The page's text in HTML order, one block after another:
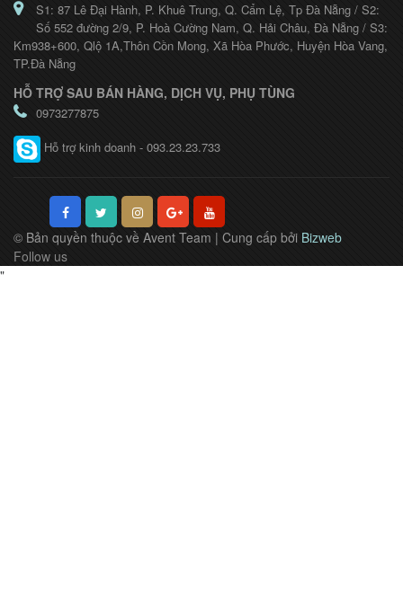
S1: 87 Lê Đại Hành, P. Khuê Trung, Q. Cẩm Lệ, Tp Đà Nẵng / S2:
Số 552 đường 2/9, P. Hoà Cường Nam, Q. Hải Châu, Đà Nẵng / S3:
Km938+600, Qlộ 1A,Thôn Cồn Mong, Xã Hòa Phước, Huyện Hòa Vang,
TP.Đà Nẵng
HỖ TRỢ SAU BÁN HÀNG, DỊCH VỤ, PHỤ TÙNG
0973277875
Hỗ trợ kinh doanh - 093.23.23.733
© Bản quyền thuộc về Avent Team | Cung cấp bởi Bizweb
Follow us
"